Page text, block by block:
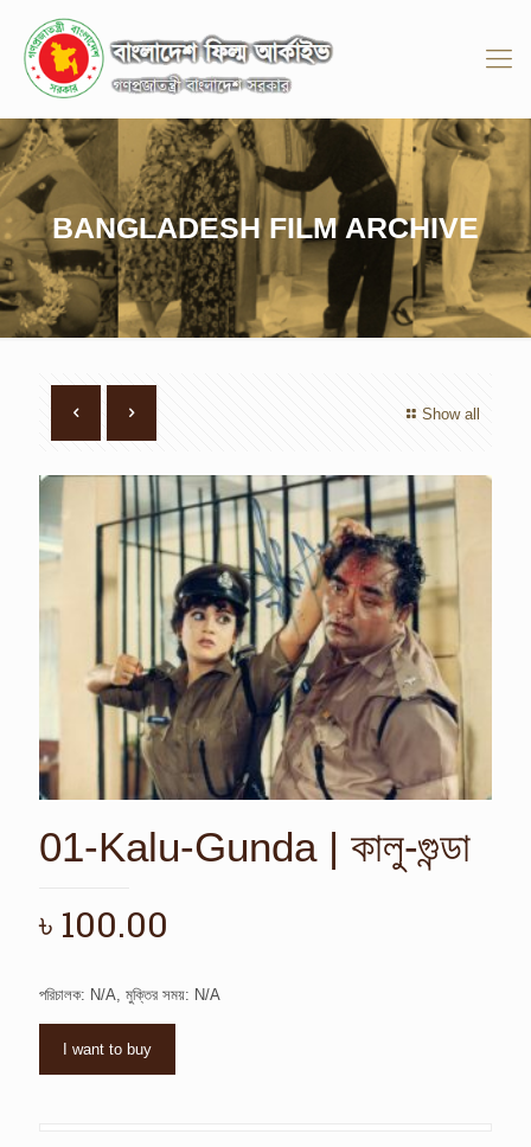
BANGLADESH FILM ARCHIVE
Show all
01-Kalu-Gunda | কালু-গুন্ডা
৳ 100.00
পরিচালক: N/A, মুক্তির সময়: N/A
I want to buy